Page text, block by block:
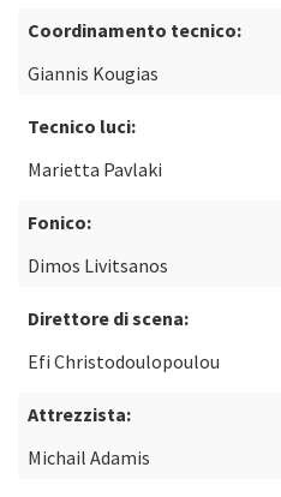
Coordinamento tecnico:
Giannis Kougias
Tecnico luci:
Marietta Pavlaki
Fonico:
Dimos Livitsanos
Direttore di scena:
Efi Christodoulopoulou
Attrezzista:
Michail Adamis